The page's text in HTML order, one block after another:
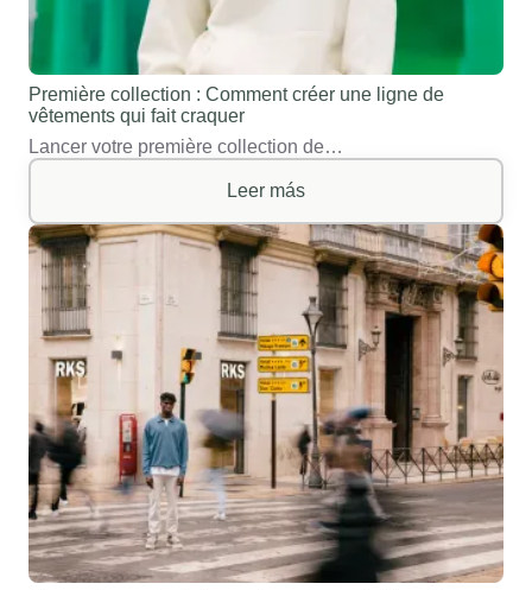
Première collection : Comment créer une ligne de
vêtements qui fait craquer
Lancer votre première collection de…
Leer más